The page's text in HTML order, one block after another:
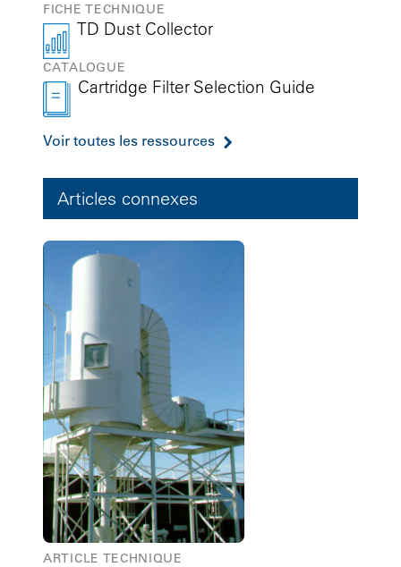
FICHE TECHNIQUE
TD Dust Collector
CATALOGUE
Cartridge Filter Selection Guide
Voir toutes les ressources
Articles connexes
ARTICLE TECHNIQUE